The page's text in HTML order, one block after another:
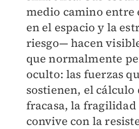
medio camino entre
en el espacio y la
riesgo— hacen
que normalmente
oculto: las fuerzas
sostienen, el cálculo
fracasa, la fragilidad
convive con la